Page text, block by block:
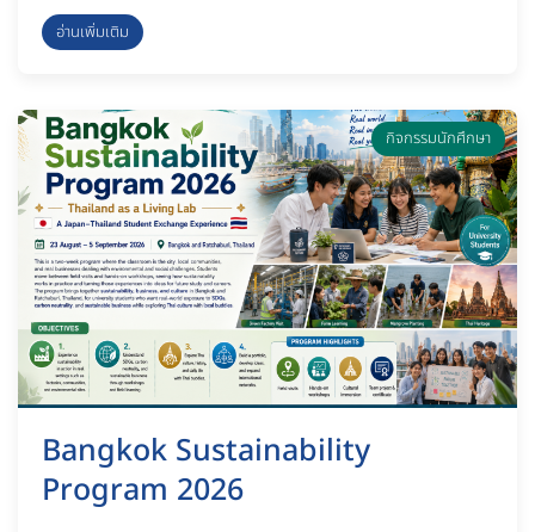
ประสิทธิภาพการทำงานรับมือความ
เปลี่ยนแปลง ชลบุรี, 8 กรกฎาคม
2569
อ่านเพิ่มเติม
Bangkok Sustainability
Program 2026
กิจกรรมนักศึกษา